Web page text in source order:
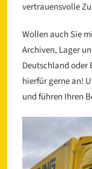
vertrauensvolle
Wollen auch Sie
Archiven, Lager
Deutschland oder
hierfür gerne an!
und führen Ihren